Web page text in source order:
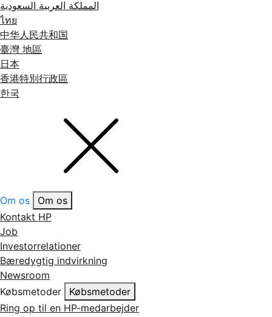
المملكة العربية السعودية
ไทย
中华人民共和国
臺灣 地區
日本
香港特別行政區
한국
Om os
Om os
Kontakt HP
Job
Investorrelationer
Bæredygtig indvirkning
Newsroom
Købsmetoder
Købsmetoder
Ring op til en HP-medarbejder